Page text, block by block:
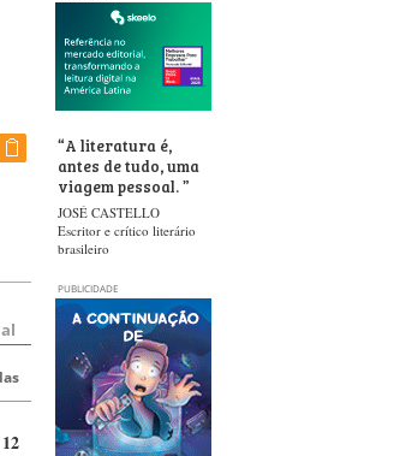
12
“A literatura é,
antes de tudo, uma
viagem pessoal.”
JOSÉ CASTELLO
Escritor e crítico literário
brasileiro
PUBLICIDADE